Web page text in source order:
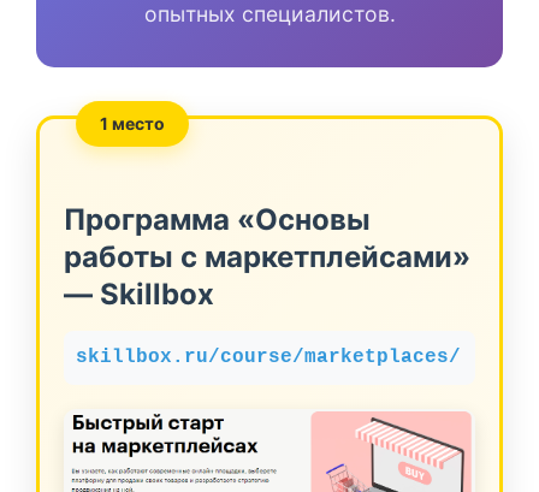
опытных специалистов.
1 место
Программа «Основы
работы с маркетплейсами»
— Skillbox
skillbox.ru/course/marketplaces/